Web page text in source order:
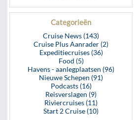
Categorieën
Cruise News (143)
Cruise Plus Aanrader (2)
Expeditiecruises (36)
Food (5)
Havens - aanlegplaatsen (96)
Nieuwe Schepen (91)
Podcasts (16)
Reisverslagen (9)
Riviercruises (11)
Start 2 Cruise (10)